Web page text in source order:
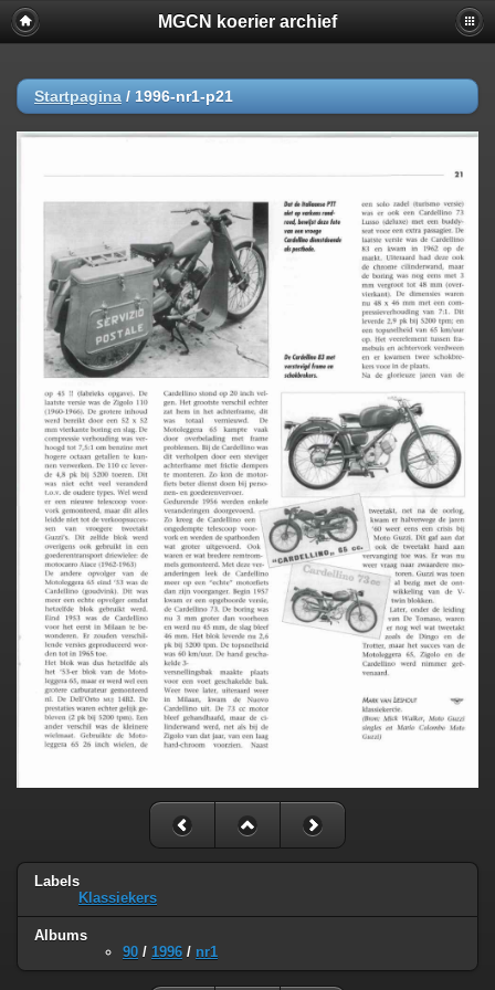
MGCN koerier archief
Startpagina / 1996-nr1-p21
Labels
Klassiekers
Albums
90 / 1996 / nr1